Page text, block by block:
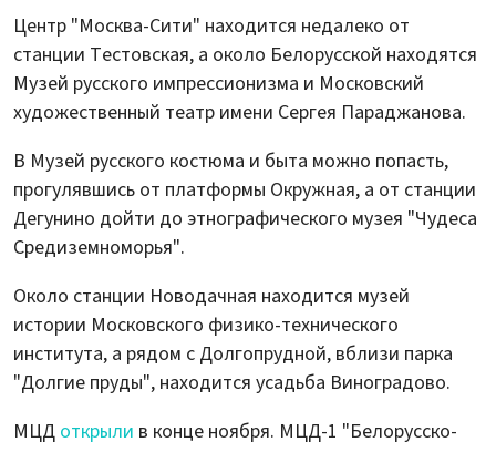
Центр "Москва-Сити" находится недалеко от
станции Тестовская, а около Белорусской находятся
Музей русского импрессионизма и Московский
художественный театр имени Сергея Параджанова.
В Музей русского костюма и быта можно попасть,
прогулявшись от платформы Окружная, а от станции
Дегунино дойти до этнографического музея "Чудеса
Средиземноморья".
Около станции Новодачная находится музей
истории Московского физико-технического
института, а рядом с Долгопрудной, вблизи парка
"Долгие пруды", находится усадьба Виноградово.
МЦД открыли в конце ноября. МЦД-1 "Белорусско-